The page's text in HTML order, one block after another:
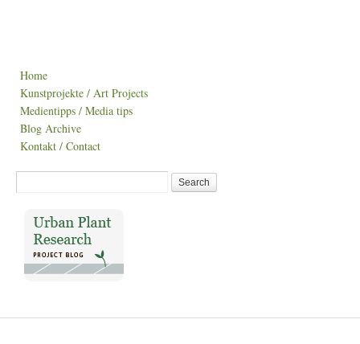
Home
Kunstprojekte / Art Projects
Medientipps / Media tips
Blog Archive
Kontakt / Contact